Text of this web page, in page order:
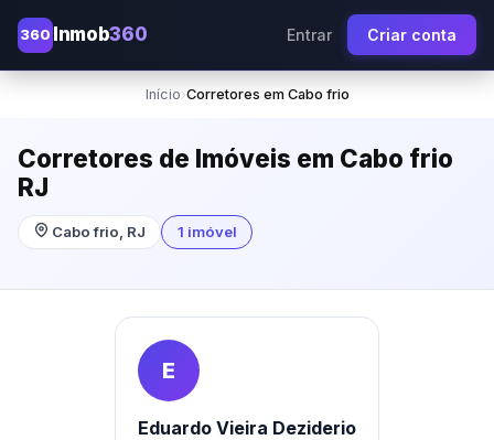
360 Inmob360 Entrar Criar conta
Início›Corretores em Cabo frio
Corretores de Imóveis em Cabo frio
RJ
Cabo frio, RJ 1 imóvel
E
Eduardo Vieira Deziderio